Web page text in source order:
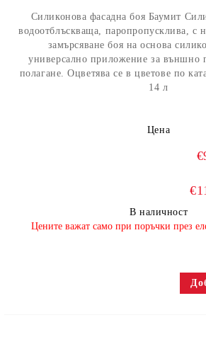
Силиконова фасадна боя Баумит
водоотблъскваща, паропропусклива, с
замърсяване боя на основа
универсално приложение за външно
полагане. Оцветява се в цветове по
14 л
Цена
В наличност
​Цените важат само при поръчки през